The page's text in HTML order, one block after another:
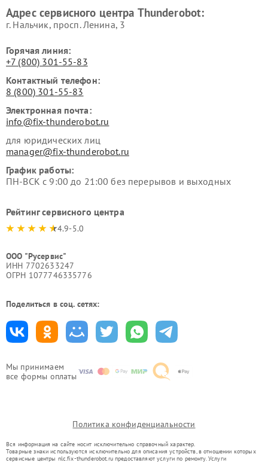
Мы принимаем
все формы оплаты
Адрес сервисного центра Thunderobot:
г. Нальчик, просп. Ленина, 3
Горячая линия:
+7 (800) 301-55-83
Контактный телефон:
8 (800) 301-55-83
Электронная почта:
info@fix-thunderobot.ru
для юридических лиц
manager@fix-thunderobot.ru
График работы:
ПН-ВСК с 9:00 до 21:00 без перерывов и выходных
Рейтинг сервисного центра
4.9-5.0
ООО "Русервис"
ИНН 7702633247
ОГРН 1077746335776
Поделиться в соц. сетях:
Политика конфиденциальности
Вся информация на сайте носит исключительно справочный характер.
Товарные знаки используются исключительно для описания устройств, в отношении которых
сервисные центры nlc.fix-thunderobot.ru предоставляют услуги по ремонту. Услуги